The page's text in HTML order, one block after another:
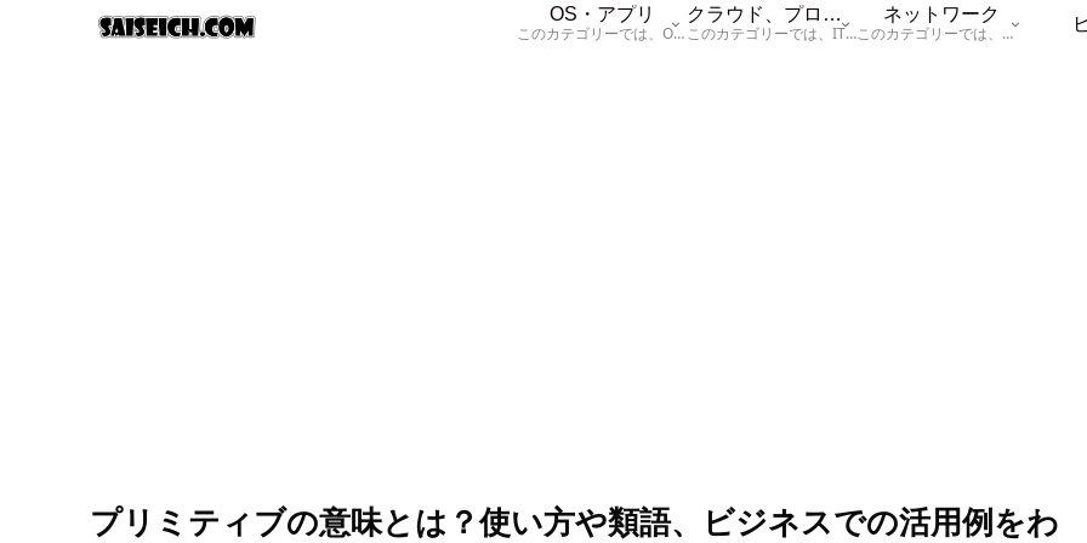
OS・アプリ
このカテゴリーでは、OSに関する情報を記載しています。
クラウド、プログラム
このカテゴリーでは、ITに関する基本的な情報として「ハードウェア、「サーバー」、「データベース、「ネットワーク」、「セキュリティ」、「プログラム」に関する情報を記載しています。
ネットワーク
このカテゴリーでは、「ネットワーク」に関する情報を記載しています。
プリミティブの意味とは？使い方や類語、ビジネスでの活用例をわ